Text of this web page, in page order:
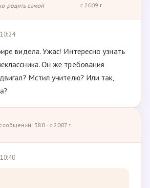
родить самой
с 2009 г.
видела. Ужас! Интересно узнать
Он же требования
Мстил учителю? Или так,
сообщений: 380 · с 2007 г.